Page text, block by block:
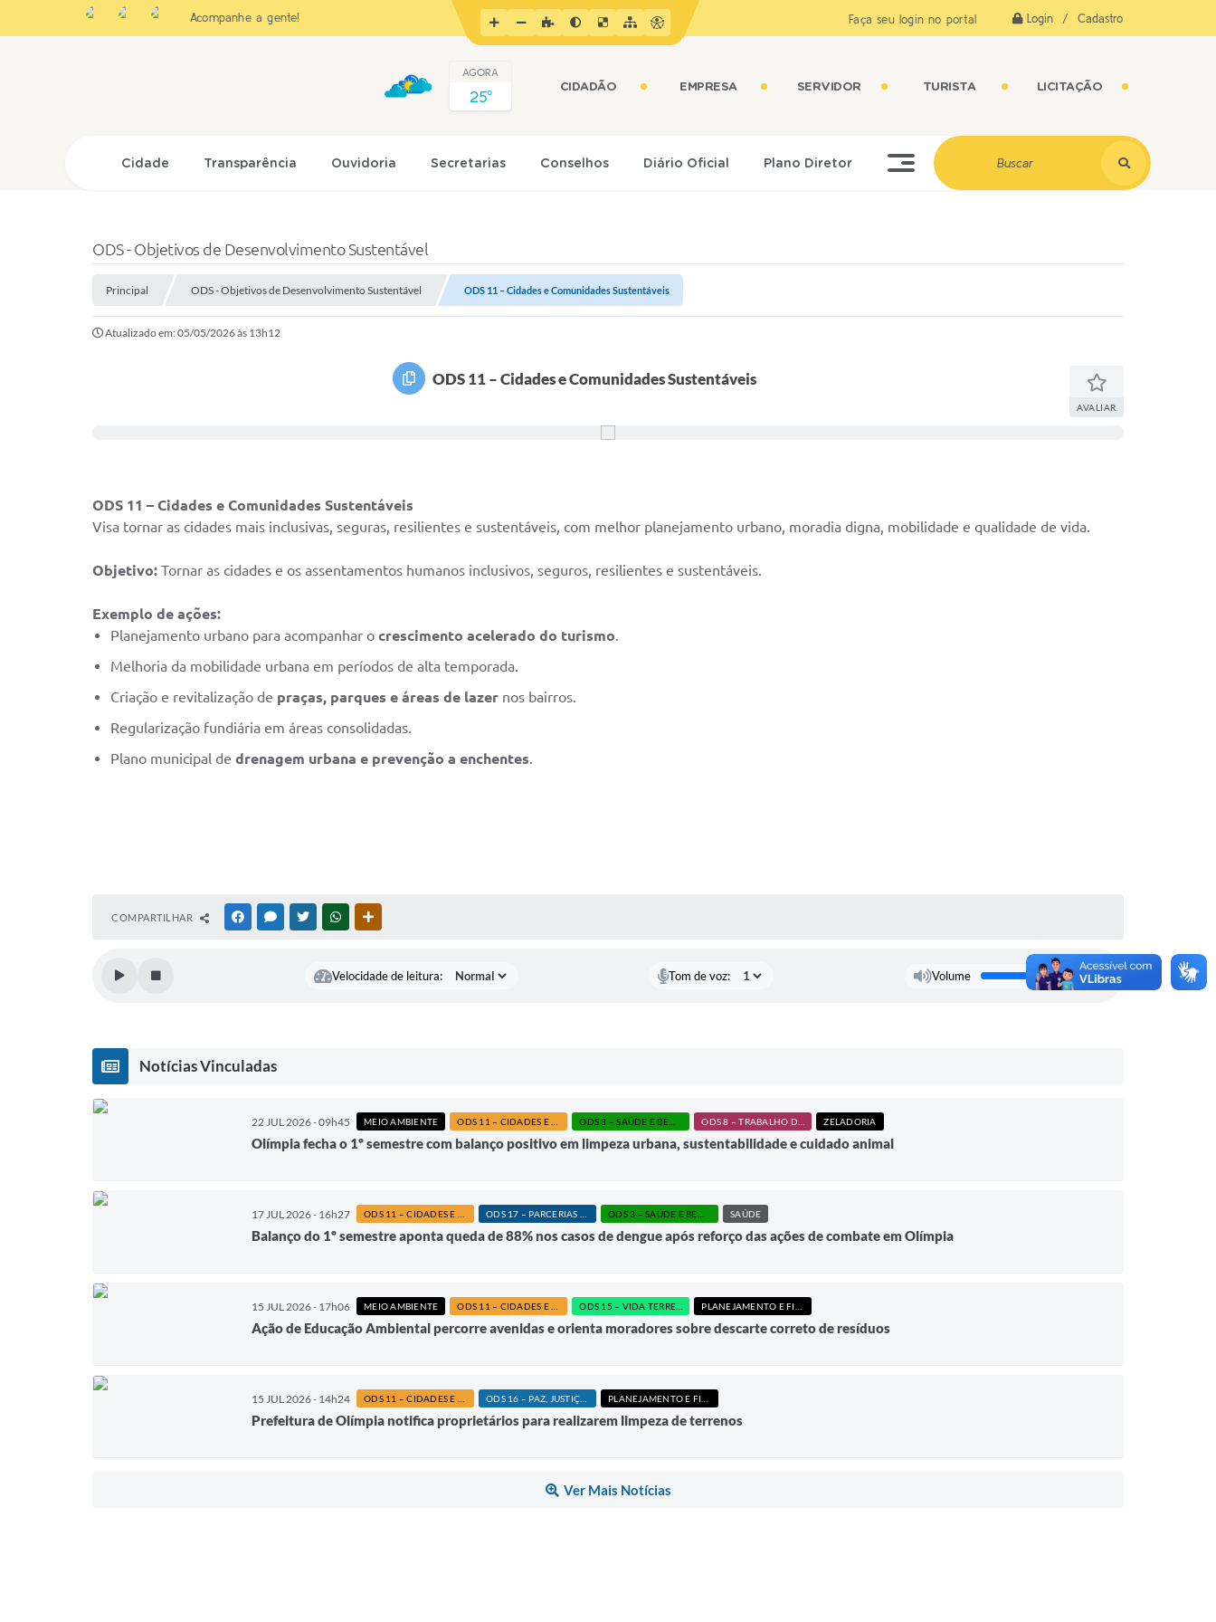
Faça seu login no portal Login / Cadastro
Acompanhe a gente!
CIDADÃO EMPRESA SERVIDOR TURISTA LICITAÇÃO
AGORA
25º
Cidade Transparência Ouvidoria Secretarias Conselhos Diário Oficial Plano Diretor
ODS - Objetivos de Desenvolvimento Sustentável
Principal ODS - Objetivos de Desenvolvimento Sustentável ODS 11 – Cidades e Comunidades Sustentáveis
Atualizado em: 05/05/2026 às 13h12
ODS 11 – Cidades e Comunidades Sustentáveis
AVALIAR
ODS 11 – Cidades e Comunidades Sustentáveis
Visa tornar as cidades mais inclusivas, seguras, resilientes e sustentáveis, com melhor planejamento urbano, moradia digna, mobilidade e qualidade de vida.
Objetivo: Tornar as cidades e os assentamentos humanos inclusivos, seguros, resilientes e sustentáveis.
Exemplo de ações:
Planejamento urbano para acompanhar o crescimento acelerado do turismo.
Melhoria da mobilidade urbana em períodos de alta temporada.
Criação e revitalização de praças, parques e áreas de lazer nos bairros.
Regularização fundiária em áreas consolidadas.
Plano municipal de drenagem urbana e prevenção a enchentes.
COMPARTILHAR FACEBOOKMESSENGER
TWITTERWHATSAPP
Velocidade de leitura: Tom de voz: Volume
Notícias Vinculadas
22 JUL 2026 - 09h45 MEIO AMBIENTE ODS 3 – SAÚDE E BEM-ESTAR ZELADORIA
Olímpia fecha o 1º semestre com balanço positivo em limpeza urbana, sustentabilidade e cuidado animal
17 JUL 2026 - 16h27 SAÚDE
Balanço do 1º semestre aponta queda de 88% nos casos de dengue após reforço das ações de combate em Olímpia
15 JUL 2026 - 17h06 MEIO AMBIENTE
Ação de Educação Ambiental percorre avenidas e orienta moradores sobre descarte correto de resíduos
15 JUL 2026 - 14h24
Prefeitura de Olímpia notifica proprietários para realizarem limpeza de terrenos
Ver Mais Notícias